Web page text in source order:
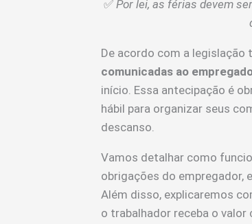
✅ Por lei, as férias devem
De acordo com a legislação
comunicadas ao
início. Essa antecipação é
hábil para organizar seus
descanso.
Vamos detalhar como
obrigações do empregador,
Além disso, explicaremos
o trabalhador receba o